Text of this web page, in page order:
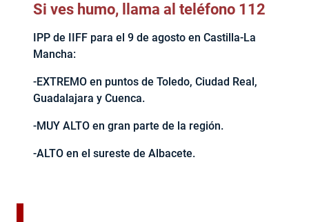
Si ves humo, llama al teléfono 112
IPP de IIFF para el 9 de agosto en Castilla-La
Mancha:
-EXTREMO en puntos de Toledo, Ciudad Real,
Guadalajara y Cuenca.
-MUY ALTO en gran parte de la región.
-ALTO en el sureste de Albacete.